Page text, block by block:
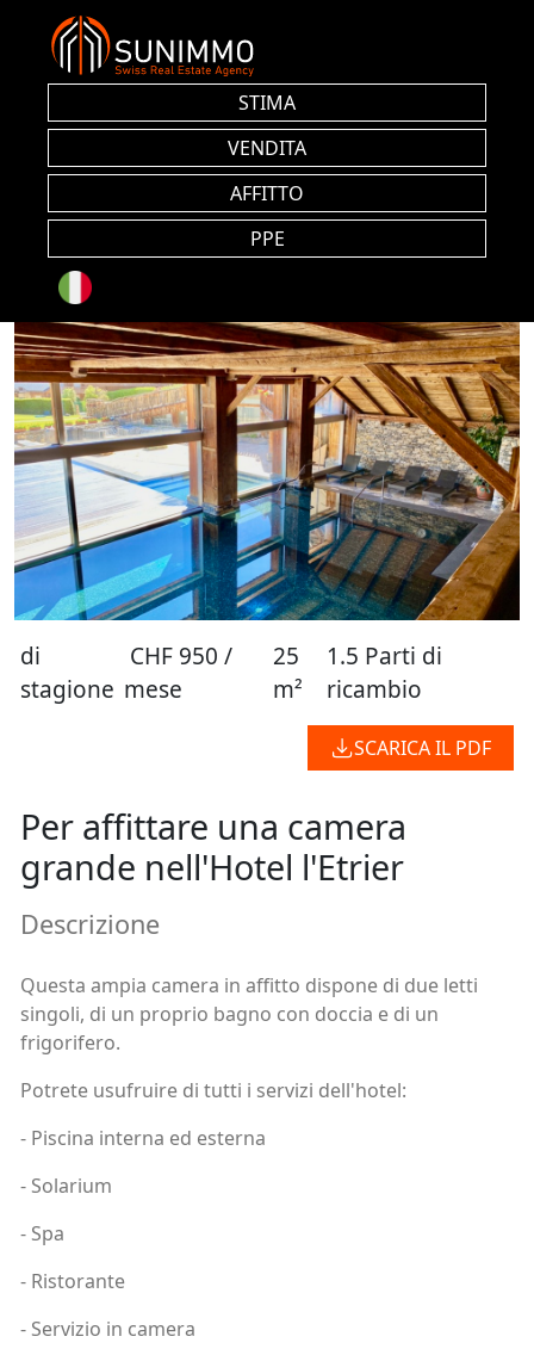
STIMA
VENDITA
AFFITTO
PPE
di
stagione
CHF 950 /
mese
25
m²
1.5 Parti di
ricambio
SCARICA IL PDF
Per affittare una camera
grande nell'Hotel l'Etrier
Descrizione
Questa ampia camera in affitto dispone di due letti
singoli, di un proprio bagno con doccia e di un
frigorifero.
Potrete usufruire di tutti i servizi dell'hotel:
- Piscina interna ed esterna
- Solarium
- Spa
- Ristorante
- Servizio in camera